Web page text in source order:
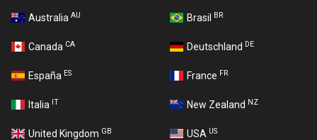
Australia AU Brasil BR
Canada CA Deutschland DE
España ES France FR
Italia IT New Zealand NZ
United Kingdom GB USA US